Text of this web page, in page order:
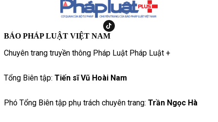
BÁO PHÁP LUẬT VIỆT NAM
Chuyên trang truyền thông Pháp Luật Pháp Luật +
Tổng Biên tập: Tiến sĩ Vũ Hoài Nam
Phó Tổng Biên tập phụ trách chuyên trang: Trần Ngọc Hà